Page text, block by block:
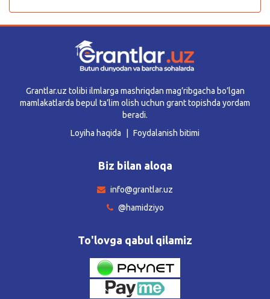
Grantlar.uz tolibi ilmlarga mashriqdan mag’ribgacha bo’lgan
mamlakatlarda bepul ta’lim olish uchun grant topishda yordam
beradi.
Loyiha haqida
Foydalanish bitimi
Biz bilan aloqa
info@grantlar.uz
@hamidziyo
To'lovga qabul qilamiz